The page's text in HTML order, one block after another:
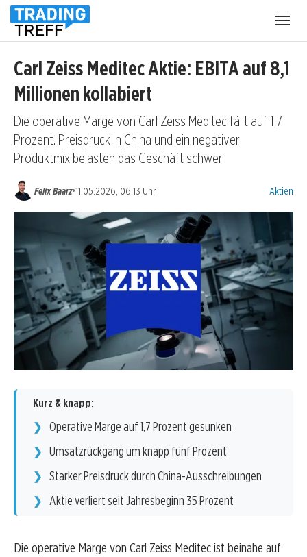
Carl Zeiss Meditec Aktie: EBITA auf 8,1
Millionen kollabiert
Die operative Marge von Carl Zeiss Meditec fällt auf 1,7
Prozent. Preisdruck in China und ein negativer
Produktmix belasten das Geschäft schwer.
Felix Baarz•11.05.2026, 06:13 Uhr Aktien
Kurz & knapp:
Operative Marge auf 1,7 Prozent gesunken
Umsatzrückgang um knapp fünf Prozent
Starker Preisdruck durch China-Ausschreibungen
Aktie verliert seit Jahresbeginn 35 Prozent
Die operative Marge von Carl Zeiss Meditec ist beinahe auf